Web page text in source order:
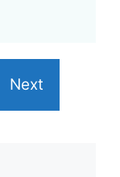
Next